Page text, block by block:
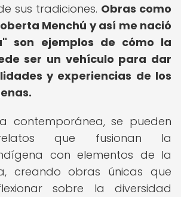
sus tradiciones. Obras como
Menchú y así me nació
son ejemplos de cómo la
ser un vehículo para dar
y experiencias de los
contemporánea, se pueden
que fusionan la
con elementos de la
creando obras únicas que
sobre la diversidad